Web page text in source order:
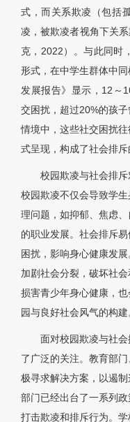
式，而关系欺凌（包括
凌，被欺凌者视角下关
克，2022）。与此同时
形式，在中学生群体中
发展报告》显示，12～
交困扰，超过20%的孩
情境中，这些社交困扰
式呈现，构成了社会排斥
校园欺凌与社会排斥
校园欺凌不仅会导致学
理问题，如抑郁、焦虑
的职业发展。社会排斥
困扰，影响身心健康发
加剧社会分裂，破坏社
损害青少年身心健康，
园与良好社会风气的构建
面对校园欺凌与社
了广泛的关注。教育部
极寻求解决方案，以遏
部门已经出台了一系列
打击欺凌和排斥行为。